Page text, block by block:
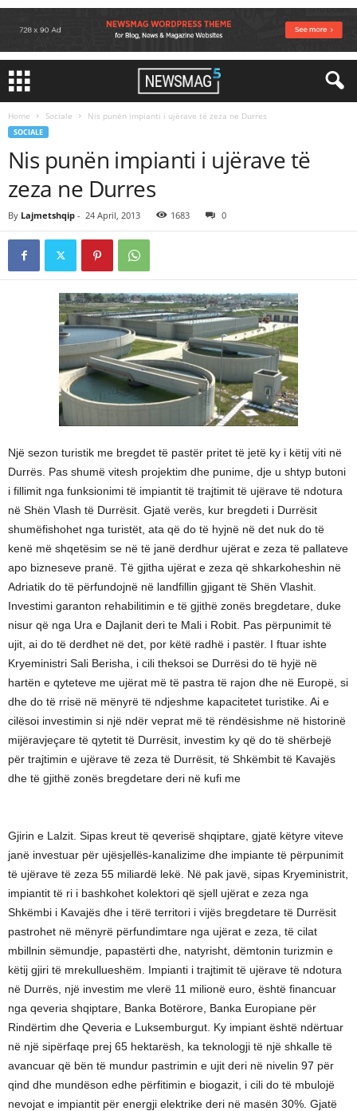
Home Sociale Nis punën impianti i ujërave të zeza ne Durres
SOCIALE
Nis punën impianti i ujërave të
zeza ne Durres
By Lajmetshqip - 24 April, 2013 1683 0
Një sezon turistik me bregdet të pastër pritet të jetë ky i këtij viti në
Durrës. Pas shumë vitesh projektim dhe punime, dje u shtyp butoni
i fillimit nga funksionimi të impiantit të trajtimit të ujërave të ndotura
në Shën Vlash të Durrësit. Gjatë verës, kur bregdeti i Durrësit
shumëfishohet nga turistët, ata që do të hyjnë në det nuk do të
kenë më shqetësim se në të janë derdhur ujërat e zeza të pallateve
apo bizneseve pranë. Të gjitha ujërat e zeza që shkarkoheshin në
Adriatik do të përfundojnë në landfillin gjigant të Shën Vlashit.
Investimi garanton rehabilitimin e të gjithë zonës bregdetare, duke
nisur që nga Ura e Dajlanit deri te Mali i Robit. Pas përpunimit të
ujit, ai do të derdhet në det, por këtë radhë i pastër. I ftuar ishte
Kryeministri Sali Berisha, i cili theksoi se Durrësi do të hyjë në
hartën e qyteteve me ujërat më të pastra të rajon dhe në Europë, si
dhe do të rrisë në mënyrë të ndjeshme kapacitetet turistike. Ai e
cilësoi investimin si një ndër veprat më të rëndësishme në historinë
mijëravjeçare të qytetit të Durrësit, investim ky që do të shërbejë
për trajtimin e ujërave të zeza të Durrësit, të Shkëmbit të Kavajës
dhe të gjithë zonës bregdetare deri në kufi me
Gjirin e Lalzit. Sipas kreut të qeverisë shqiptare, gjatë këtyre viteve
janë investuar për ujësjellës-kanalizime dhe impiante të përpunimit
të ujërave të zeza 55 miliardë lekë. Në pak javë, sipas Kryeministrit,
impiantit të ri i bashkohet kolektori që sjell ujërat e zeza nga
Shkëmbi i Kavajës dhe i tërë territori i vijës bregdetare të Durrësit
pastrohet në mënyrë përfundimtare nga ujërat e zeza, të cilat
mbillnin sëmundje, papastërti dhe, natyrisht, dëmtonin turizmin e
këtij gjiri të mrekullueshëm. Impianti i trajtimit të ujërave të ndotura
në Durrës, një investim me vlerë 11 milionë euro, është financuar
nga qeveria shqiptare, Banka Botërore, Banka Europiane për
Rindërtim dhe Qeveria e Luksemburgut. Ky impiant është ndërtuar
në një sipërfaqe prej 65 hektarësh, ka teknologji të një shkalle të
avancuar që bën të mundur pastrimin e ujit deri në nivelin 97 për
qind dhe mundëson edhe përfitimin e biogazit, i cili do të mbulojë
nevojat e impiantit për energji elektrike deri në masën 30%. Gjatë